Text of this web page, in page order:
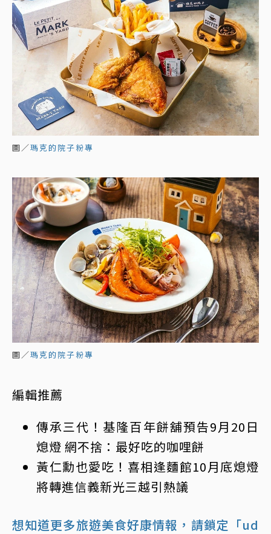
圖／瑪克的院子粉專
圖／瑪克的院子粉專
編輯推薦
傳承三代！基隆百年餅舖預告9月20日
熄燈 網不捨：最好吃的咖哩餅
黃仁勳也愛吃！喜相逢麵館10月底熄燈
將轉進信義新光三越引熱議
想知道更多旅遊美食好康情報，請鎖定「ud